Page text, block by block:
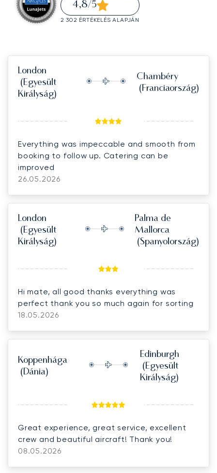
4,8/5
2 302 ÉRTÉKELÉS ALAPJÁN
London
(Egyesült
Királyság)
Chambéry
(Franciaország)
Everything was impeccable and smooth from
booking to follow up. Catering can be
improved
26.05.2026
London
(Egyesült
Királyság)
Palma de
Mallorca
(Spanyolország)
Hi mate, all good thanks everything was
perfect thank you so much again for sorting
18.05.2026
Koppenhága
(Dánia)
Edinburgh
(Egyesült
Királyság)
Great experience, great service, excellent
crew and beautiful aircraft! Thank you!
08.05.2026